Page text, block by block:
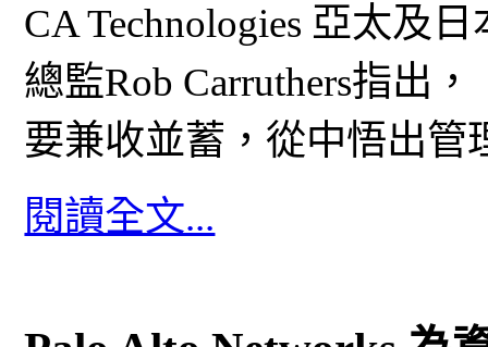
CA Technologies 亞太及
總監Rob Carruthers指出
要兼收並蓄，從中悟出管
閱讀全文...